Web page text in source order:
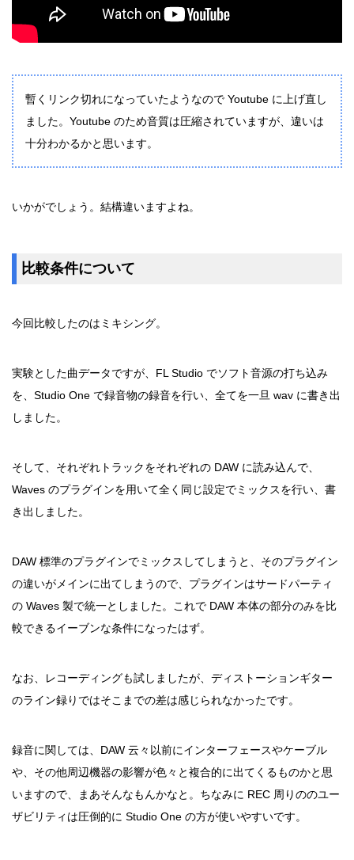
暫くリンク切れになっていたようなので Youtube に上げ直し
ました。Youtube のため音質は圧縮されていますが、違いは
十分わかるかと思います。
いかがでしょう。結構違いますよね。
比較条件について
今回比較したのはミキシング。
実験とした曲データですが、FL Studio でソフト音源の打ち込み
を、Studio One で録音物の録音を行い、全てを一旦 wav に書き出
しました。
そして、それぞれトラックをそれぞれの DAW に読み込んで、
Waves のプラグインを用いて全く同じ設定でミックスを行い、書
き出しました。
DAW 標準のプラグインでミックスしてしまうと、そのプラグイン
の違いがメインに出てしまうので、プラグインはサードパーティ
の Waves 製で統一としました。これで DAW 本体の部分のみを比
較できるイーブンな条件になったはず。
なお、レコーディングも試しましたが、ディストーションギター
のライン録りではそこまでの差は感じられなかったです。
録音に関しては、DAW 云々以前にインターフェースやケーブル
や、その他周辺機器の影響が色々と複合的に出てくるものかと思
いますので、まあそんなもんかなと。ちなみに REC 周りののユー
ザビリティは圧倒的に Studio One の方が使いやすいです。